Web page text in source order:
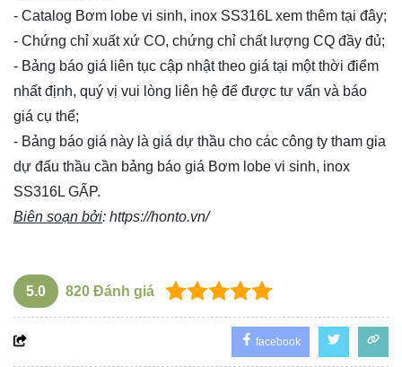
- Catalog Bơm lobe vi sinh, inox SS316L xem thêm tại đây;
- Chứng chỉ xuất xứ CO, chứng chỉ chất lượng CQ đầy đủ;
- Bảng báo giá liên tục cập nhật theo giá tại một thời điểm
nhất định, quý vị vui lòng liên hệ để được tư vấn và báo
giá cụ thể;
- Bảng báo giá này là giá dự thầu cho các công ty tham gia
dự đấu thầu cần bảng báo giá Bơm lobe vi sinh, inox
SS316L GẤP.
Biên soạn bởi: https://honto.vn/
5.0 820 Đánh giá
facebook